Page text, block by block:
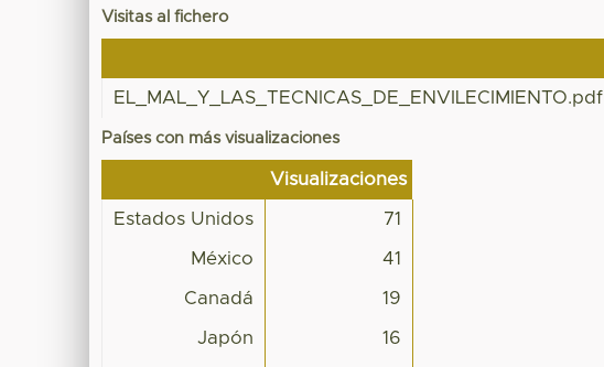
Visitas al fichero
EL_MAL_Y_LAS_TECNICAS_DE_ENVILECIMIENTO.pdf
Países con más visualizaciones
Visualizaciones
Estados Unidos 71
México 41
Canadá 19
Japón 16